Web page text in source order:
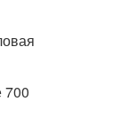
700